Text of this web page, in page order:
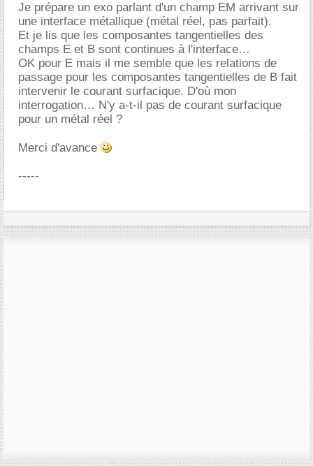
Je prépare un exo parlant d'un champ EM arrivant sur
une interface métallique (métal réel, pas parfait).
Et je lis que les composantes tangentielles des
champs E et B sont continues à l'interface
OK pour E mais il me semble que les relations de
passage pour les composantes tangentielles de B fait
intervenir le courant surfacique. D'où mon
interrogation… N'y a-t-il pas de courant surfacique
pour un métal réel ?
Merci d'avance
-----